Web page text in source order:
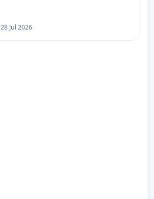
28 Jul 2026